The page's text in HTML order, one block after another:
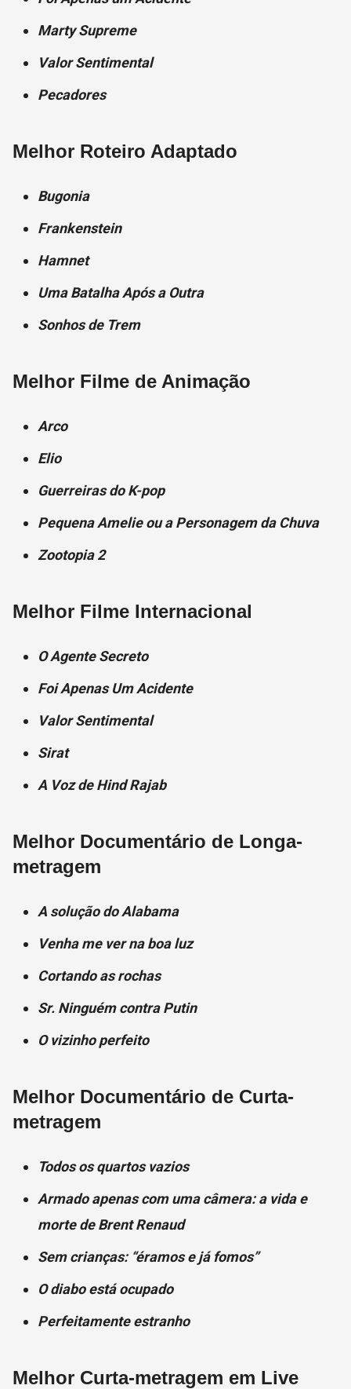
Marty Supreme
Valor Sentimental
Pecadores
Melhor Roteiro Adaptado
Bugonia
Frankenstein
Hamnet
Uma Batalha Após a Outra
Sonhos de Trem
Melhor Filme de Animação
Arco
Elio
Guerreiras do K-pop
Pequena Amelie ou a Personagem da Chuva
Zootopia 2
Melhor Filme Internacional
O Agente Secreto
Foi Apenas Um Acidente
Valor Sentimental
Sirat
A Voz de Hind Rajab
Melhor Documentário de Longa-
metragem
A solução do Alabama
Venha me ver na boa luz
Cortando as rochas
Sr. Ninguém contra Putin
O vizinho perfeito
Melhor Documentário de Curta-
metragem
Todos os quartos vazios
Armado apenas com uma câmera: a vida e
morte de Brent Renaud
Sem crianças: “éramos e já fomos”
O diabo está ocupado
Perfeitamente estranho
Melhor Curta-metragem em Live